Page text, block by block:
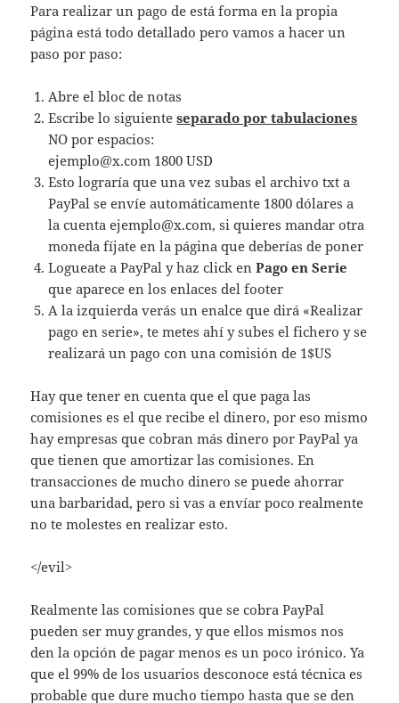
Para realizar un pago de está forma en la propia
página está todo detallado pero vamos a hacer un
paso por paso:
Abre el bloc de notas
Escribe lo siguienteseparado por tabulaciones
NO por espacios:
ejemplo@x.com 1800 USD
Esto lograría que una vez subas el archivo txt a
PayPal se envíe automáticamente 1800 dólares a
la cuentaejemplo@x.com, si quieres mandar otra
moneda fíjate en la página que deberías de poner
Logueate a PayPal y haz click enPago en Serie
que aparece en los enlaces del footer
A la izquierda verás un enalce que dirá «Realizar
pago en serie», te metes ahí y subes el fichero y se
realizará un pago con una comisión de 1$US
Hay que tener en cuenta que el que paga las
comisiones es el que recibe el dinero, por eso mismo
hay empresas que cobran más dinero por PayPal ya
que tienen que amortizar las comisiones. En
transacciones de mucho dinero se puede ahorrar
una barbaridad, pero si vas a envíar poco realmente
no te molestes en realizar esto.
</evil>
Realmente las comisiones que se cobra PayPal
pueden ser muy grandes, y que ellos mismos nos
den la opción de pagar menos es un poco irónico. Ya
que el 99% de los usuarios desconoce está técnica es
probable que dure mucho tiempo hasta que se den